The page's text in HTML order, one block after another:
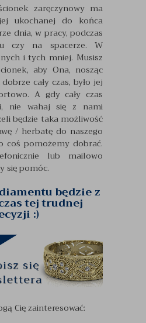
zaręczynowy ma
ukochanej do końca
dnia, w pracy, podczas
czy na spacerze. W
i tych mniej. Musisz
aby Ona, nosząc
cały czas, było jej
A gdy cały czas
nie wahaj się z nami
będzie taka możliwość
/ herbatę do naszego
coś pomożemy dobrać.
lub mailowo
się pomóc.
będzie z
tej trudnej
:)
Cię zainteresować: